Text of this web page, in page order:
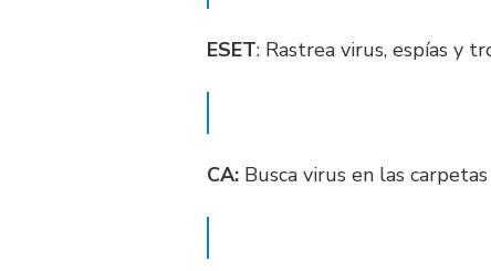
ESET: Rastrea virus, espías y
CA: Busca virus en las